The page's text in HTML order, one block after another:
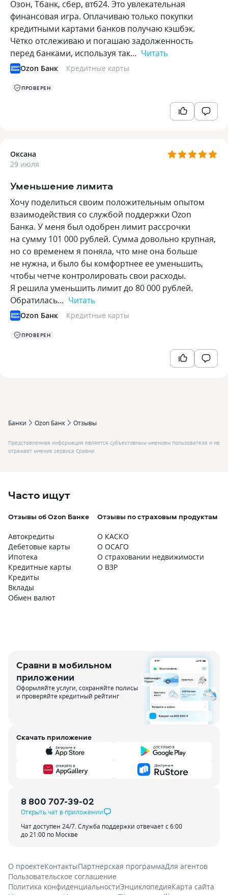
Озон, Тбанк, сбер, втб24. Это увлекательная
финансовая игра. Оплачиваю только покупки
кредитными картами банков получаю кэшбэк.
Чётко отслеживаю и погашаю задолженность
перед банками, используя так… Читать
Ozon Банк Кредитные карты
ПРОВЕРЕН
Оксана
29 июля
Уменьшение лимита
Хочу поделиться своим положительным опытом
взаимодействия со службой поддержки Ozon
Банка. У меня был одобрен лимит рассрочки
на сумму 101 000 рублей. Сумма довольно крупная,
но со временем я поняла, что мне она больше
не нужна, и было бы комфортнее ее уменьшить,
чтобы четче контролировать свои расходы.
Я решила уменьшить лимит до 80 000 рублей.
Обратилась… Читать
Ozon Банк Кредитные карты
ПРОВЕРЕН
Банки Ozon Банк Отзывы
Представленная информация является субъективным мнением пользователя и не
отражает мнение сервиса Сравни
Часто ищут
Отзывы об Ozon Банке
Автокредиты
Дебетовые карты
Ипотека
Кредитные карты
Кредиты
Вклады
Обмен валют
Отзывы по страховым продуктам
О КАСКО
О ОСАГО
О страховании недвижимости
О ВЗР
Сравни в мобильном
приложении
Оформляйте услуги, сохраняйте полисы
и проверяйте кредитный рейтинг
Скачать приложение
8 800 707-39-02
Открыть чат в приложении
Чат доступен 24/7. Служба поддержки отвечает с 6:00
до 21:00 по Москве
О проектеКонтактыПартнерская программаДля агентов
Пользовательское соглашение
Политика конфиденциальностиЭнциклопедияКарта сайта